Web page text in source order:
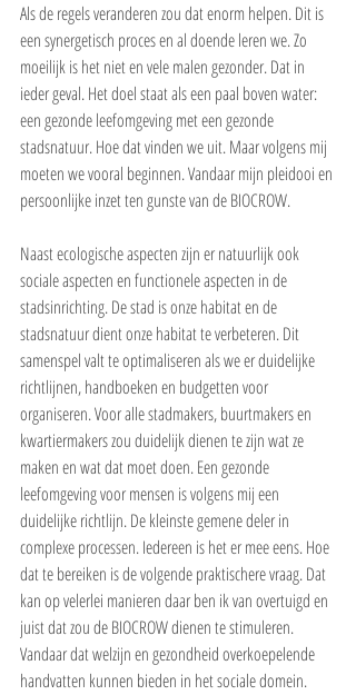
Als de regels veranderen zou dat enorm helpen. Dit is
een synergetisch proces en al doende leren we. Zo
moeilijk is het niet en vele malen gezonder. Dat in
ieder geval. Het doel staat als een paal boven water:
een gezonde leefomgeving met een gezonde
stadsnatuur. Hoe dat vinden we uit. Maar volgens mij
moeten we vooral beginnen. Vandaar mijn pleidooi en
persoonlijke inzet ten gunste van de BIOCROW.
Naast ecologische aspecten zijn er natuurlijk ook
sociale aspecten en functionele aspecten in de
stadsinrichting. De stad is onze habitat en de
stadsnatuur dient onze habitat te verbeteren. Dit
samenspel valt te optimaliseren als we er duidelijke
richtlijnen, handboeken en budgetten voor
organiseren. Voor alle stadmakers, buurtmakers en
kwartiermakers zou duidelijk dienen te zijn wat ze
maken en wat dat moet doen. Een gezonde
leefomgeving voor mensen is volgens mij een
duidelijke richtlijn. De kleinste gemene deler in
complexe processen. Iedereen is het er mee eens. Hoe
dat te bereiken is de volgende praktischere vraag. Dat
kan op velerlei manieren daar ben ik van overtuigd en
juist dat zou de BIOCROW dienen te stimuleren.
Vandaar dat welzijn en gezondheid overkoepelende
handvatten kunnen bieden in het sociale domein.